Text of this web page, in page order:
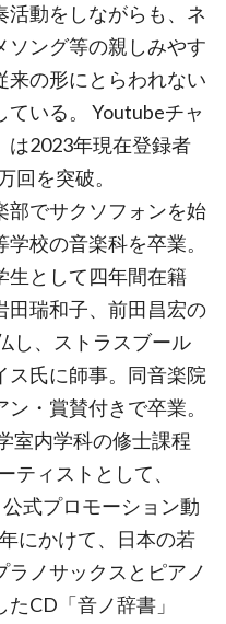
活動をしながらも、ネ
ソング等の親しみやす
来の形にとらわれない
いる。 Youtubeチャ
は2023年現在登録者
回を突破。
部でサクソフォンを始
校の音楽科を卒業。
生として四年間在籍
田瑞和子、前田昌宏の
し、ストラスブール
ス氏に師事。同音楽院
・賞賛付きで卒業。
室内学科の修士課程
ティストとして、
公式プロモーション動
にかけて、日本の若
ノサックスとピアノ
CD「音ノ辞書」